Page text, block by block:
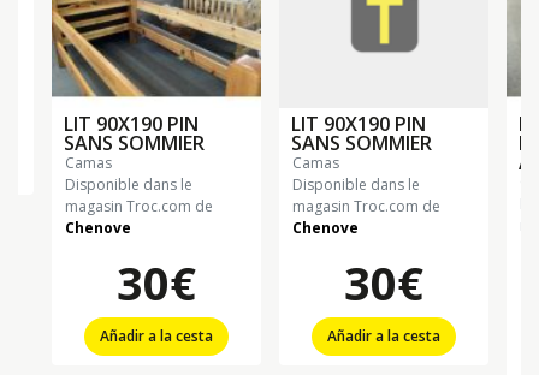
LIT 90X190 PIN
SANS SOMMIER
camas
Disponible dans le
magasin Troc.com de
Chenove
30€
Añadir a la cesta
LIT 90X190 PIN
SANS SOMMIER
camas
Disponible dans le
magasin Troc.com de
Chenove
30€
Añadir a la cesta